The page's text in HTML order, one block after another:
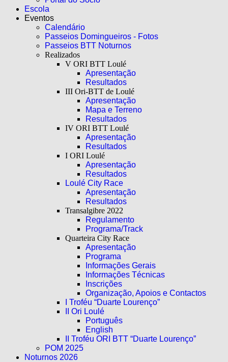
Escola
Eventos
Calendário
Passeios Domingueiros - Fotos
Passeios BTT Noturnos
Realizados
V ORI BTT Loulé
Apresentação
Resultados
III Ori-BTT de Loulé
Apresentação
Mapa e Terreno
Resultados
IV ORI BTT Loulé
Apresentação
Resultados
I ORI Loulé
Apresentação
Resultados
Loulé City Race
Apresentação
Resultados
Transalgibre 2022
Regulamento
Programa/Track
Quarteira City Race
Apresentação
Programa
Informações Gerais
Informações Técnicas
Inscrições
Organização, Apoios e Contactos
I Troféu “Duarte Lourenço”
II Ori Loulé
Português
English
II Troféu ORI BTT “Duarte Lourenço”
POM 2025
Noturnos 2026